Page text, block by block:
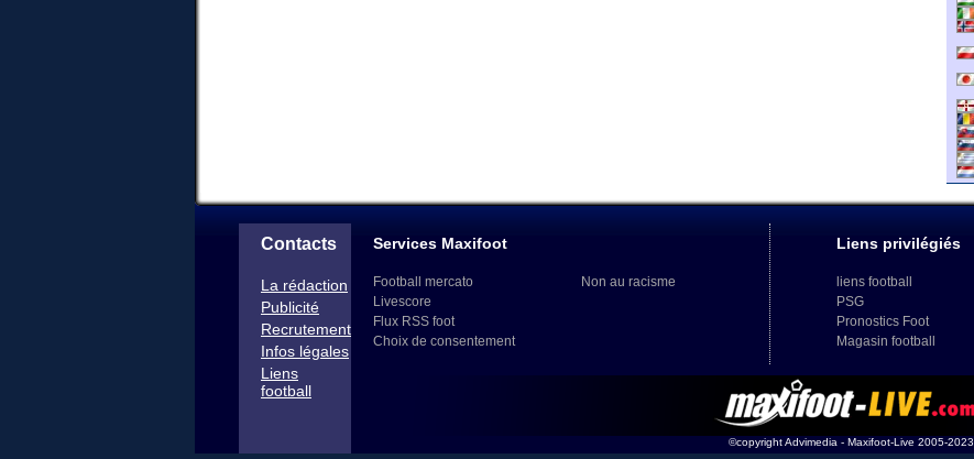
Contacts
La rédaction
Publicité
Recrutement
Infos légales
Liens
football
Services Maxifoot
Football mercato
Livescore
Flux RSS foot
Choix de consentement
Non au racisme
Liens privilégiés
liens football
PSG
Pronostics Foot
Magasin football
©copyright Advimedia - Maxifoot-Live 2005-2023